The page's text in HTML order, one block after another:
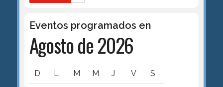
Eventos programados en
Agosto de 2026
D L M M J V S